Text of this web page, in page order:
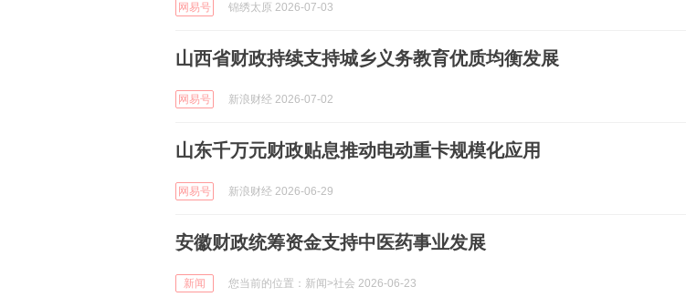
网易号 锦绣太原 2026-07-03
山西省财政持续支持城乡义务教育优质均衡发展
网易号 新浪财经 2026-07-02
山东千万元财政贴息推动电动重卡规模化应用
网易号 新浪财经 2026-06-29
安徽财政统筹资金支持中医药事业发展
新闻 您当前的位置：新闻>社会 2026-06-23